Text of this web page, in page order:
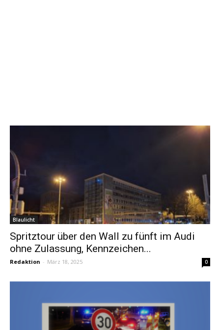
Blaulicht
Spritztour über den Wall zu fünft im Audi
ohne Zulassung, Kennzeichen...
Redaktion - März 18, 2025 0